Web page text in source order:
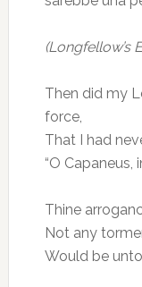
(Longfellow’s
Then did my
force,
That I had
“O
Thine
Not any
Would be